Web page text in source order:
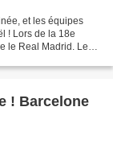
et les équipes
! Lors de la 18e
le Real Madrid. Le
! Barcelone